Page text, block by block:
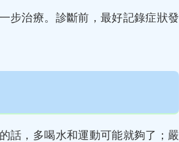
步治療。診斷前，最好記錄症狀發
話，多喝水和運動可能就夠了；嚴